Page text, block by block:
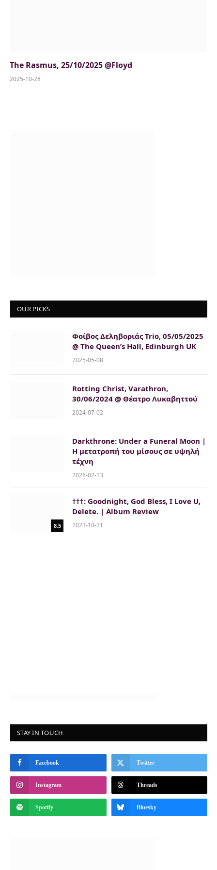
The Rasmus, 25/10/2025 @Floyd
2025-10-28
OUR PICKS
Φοίβος Δεληβοριάς Trio, 05/05/2025
@ The Queen’s Hall, Edinburgh UK
2025-05-08
Rotting Christ, Varathron,
30/06/2024 @ Θέατρο Λυκαβηττού
2024-07-02
Darkthrone: Under a Funeral Moon |
Η μετατροπή του μίσους σε υψηλή
τέχνη
2026-02-13
8.5
†††: Goodnight, God Bless, I Love U,
Delete. | Album Review
2023-10-21
STAY IN TOUCH
Facebook Twitter
Instagram Threads
Spotify Bluesky